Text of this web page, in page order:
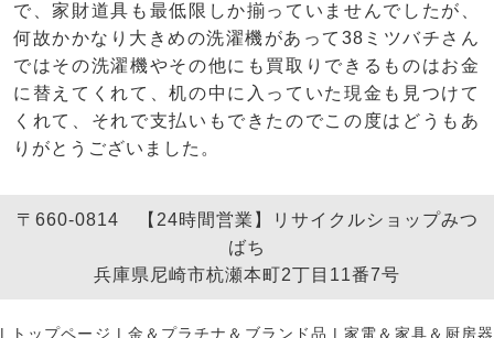
で、家財道具も最低限しか揃っていませんでしたが、
何故かかなり大きめの洗濯機があって38ミツバチさん
ではその洗濯機やその他にも買取りできるものはお金
に替えてくれて、机の中に入っていた現金も見つけて
くれて、それで支払いもできたのでこの度はどうもあ
りがとうございました。
〒660-0814 【24時間営業】リサイクルショップみつ
ばち
兵庫県尼崎市杭瀬本町2丁目11番7号
| トップページ | 金＆プラチナ＆ブランド品 |家電＆家具＆厨房器